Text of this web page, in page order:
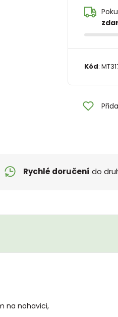
Kód:
Rychlé doručení do
na nohavici,